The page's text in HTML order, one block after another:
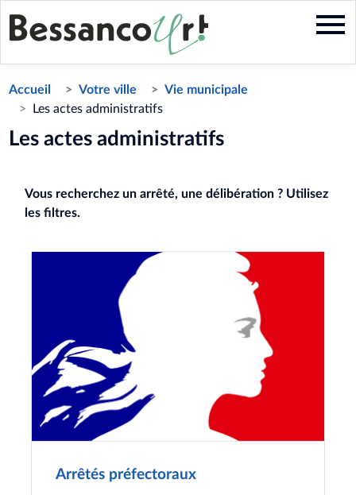
Aller
au
contenu
Accueil Votre ville
Vie municipale
Les actes administratifs
Les actes administratifs
Vous recherchez un arrêté, une délibération ? Utilisez
les filtres.
Arrêtés préfectoraux